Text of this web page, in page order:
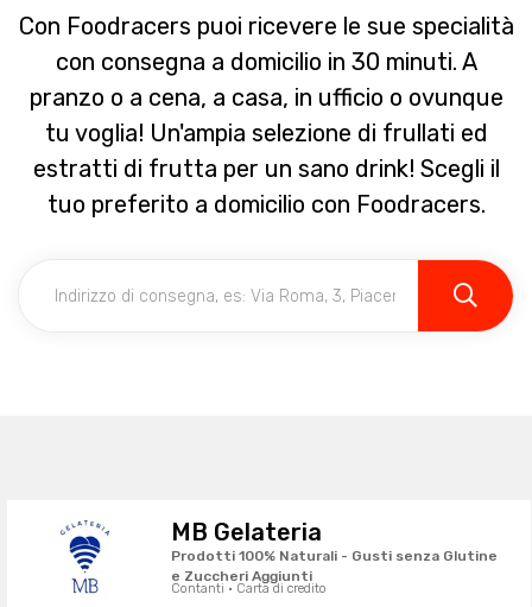
Con Foodracers puoi ricevere le sue specialità
con consegna a domicilio in 30 minuti. A
pranzo o a cena, a casa, in ufficio o ovunque
tu voglia! Un'ampia selezione di frullati ed
estratti di frutta per un sano drink! Scegli il
tuo preferito a domicilio con Foodracers.
MB Gelateria
Prodotti 100% Naturali - Gusti senza Glutine
e Zuccheri Aggiunti
Contanti · Carta di credito